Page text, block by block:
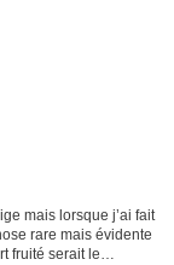
mais lorsque j’ai fait
rare mais évidente
fruité serait le